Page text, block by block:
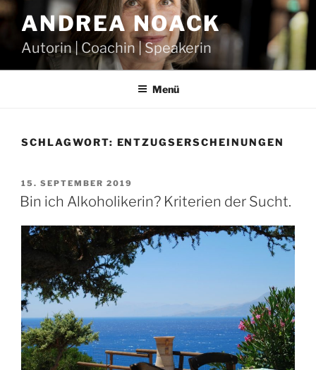
Zum
Inhalt
springen
ANDREA NOACK
Autorin | Coachin | Speakerin
Menü
SCHLAGWORT: ENTZUGSERSCHEINUNGEN
VERÖFFENTLICHT
AM
15. SEPTEMBER 2019
Bin ich Alkoholikerin? Kriterien der Sucht.